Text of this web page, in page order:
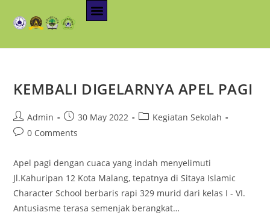
KEMBALI DIGELARNYA APEL PAGI
Admin 30 May 2022
Kegiatan Sekolah
0 Comments
Apel pagi dengan cuaca yang indah menyelimuti
Jl.Kahuripan 12 Kota Malang, tepatnya di Sitaya Islamic
Character School berbaris rapi 329 murid dari kelas I - VI.
Antusiasme terasa semenjak berangkat…